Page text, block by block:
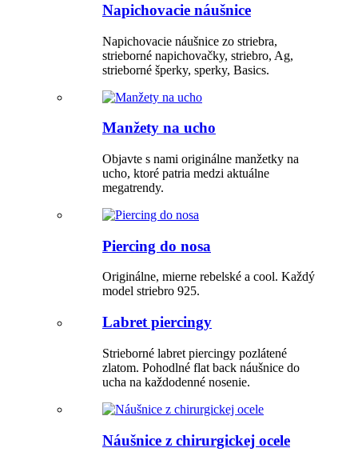
Napichovacie náušnice
Napichovacie náušnice zo striebra,
strieborné napichovačky, striebro, Ag,
strieborné šperky, sperky, Basics.
Manžety na ucho
Objavte s nami originálne manžetky na
ucho, ktoré patria medzi aktuálne
megatrendy.
Piercing do nosa
Originálne, mierne rebelské a cool. Každý
model striebro 925.
Labret piercingy
Strieborné labret piercingy pozlátené
zlatom. Pohodlné flat back náušnice do
ucha na každodenné nosenie.
Náušnice z chirurgickej ocele